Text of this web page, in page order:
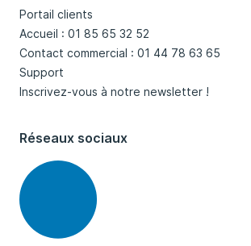
Portail clients
Accueil : 01 85 65 32 52
Contact commercial : 01 44 78 63 65
Support
Inscrivez-vous à notre newsletter !
Réseaux sociaux